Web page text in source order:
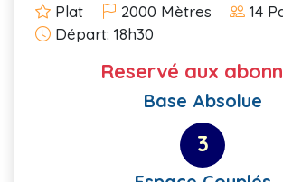
Plat 2000 Mètres
14
Départ: 18h30
Reservé aux
Base Absolue
3